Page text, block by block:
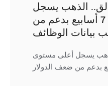
الذهب يسجل
أعلى مستوى في 7 أسابيع بدعم من
بيانات الوظائف
يسجل أعلى مستوى